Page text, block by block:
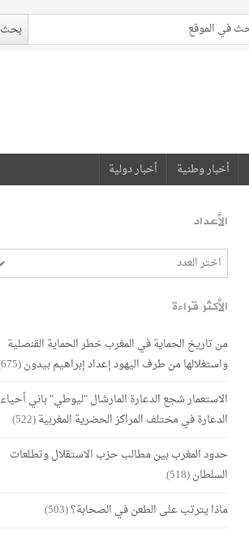
أخبار وطنية أخبار دولية
الأعداد
الأكثر قراءة
من تاريخ الحماية في المغرب خطر الحماية القنصلية
واستغلالها من طرف اليهود إعداد إبراهيم بيدون(675)
الاستعمار شجع الدعارة المارشال "ليوطي" باني أحياء
الدعارة في مختلف المراكز الحضرية المغربية(522)
حدود المغرب بين مطالب حزب الاستقلال وتطلعات
السلطان(518)
ماذا يترتب على الطعن في الصحابة؟(503)